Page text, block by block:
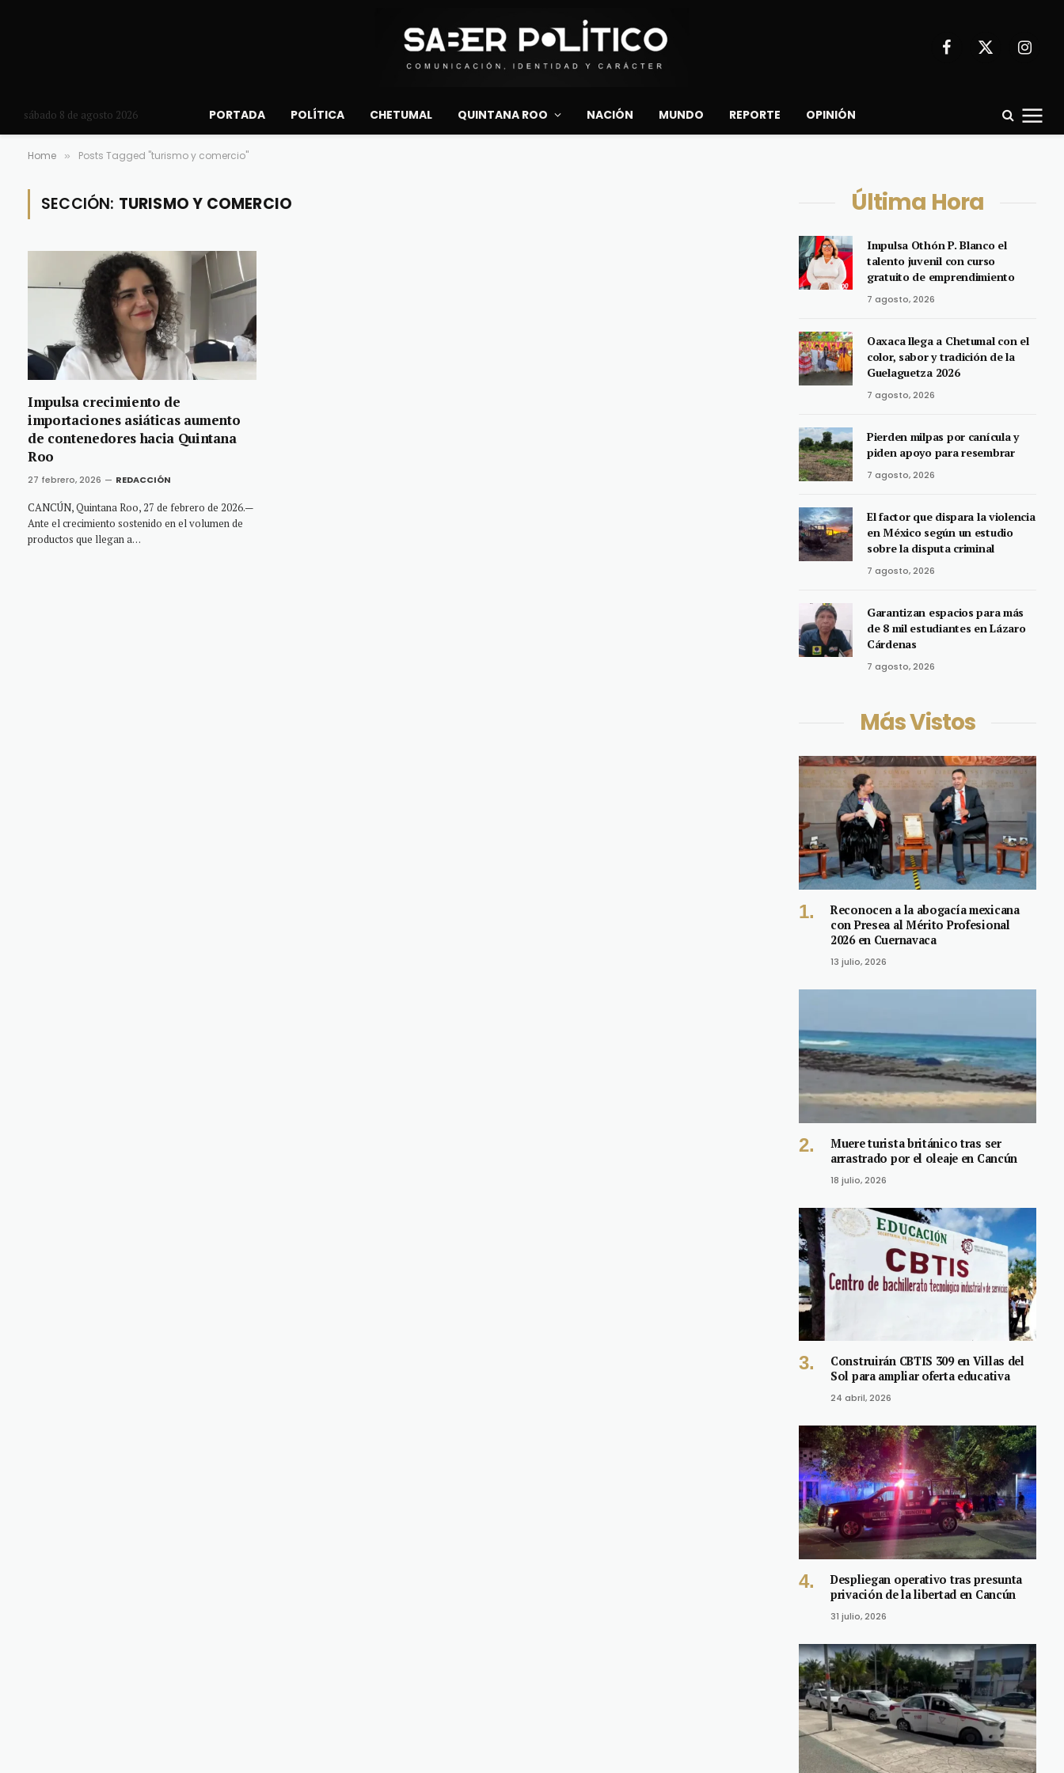
Facebook
X
sábado 8 de agosto 2026 PORTADA POLÍTICA CHETUMAL QUINTANA ROO NACIÓN MUNDO REPORTE OPINIÓN
Home » Posts Tagged "turismo y comercio"
SECCIÓN: TURISMO Y COMERCIO
Impulsa crecimiento de
importaciones asiáticas aumento
de contenedores hacia Quintana
Roo
27 febrero, 2026 REDACCIÓN
CANCÚN, Quintana Roo, 27 de febrero de 2026.—
Ante el crecimiento sostenido en el volumen de
productos que llegan a…
Última Hora
Impulsa Othón P. Blanco el
talento juvenil con curso
gratuito de emprendimiento
7 agosto, 2026
Oaxaca llega a Chetumal con el
color, sabor y tradición de la
Guelaguetza 2026
7 agosto, 2026
Pierden milpas por canícula y
piden apoyo para resembrar
7 agosto, 2026
El factor que dispara la violencia
en México según un estudio
sobre la disputa criminal
7 agosto, 2026
Garantizan espacios para más
de 8 mil estudiantes en Lázaro
Cárdenas
7 agosto, 2026
Más Vistos
Reconocen a la abogacía mexicana
con Presea al Mérito Profesional
2026 en Cuernavaca
13 julio, 2026
Muere turista británico tras ser
arrastrado por el oleaje en Cancún
18 julio, 2026
Construirán CBTIS 309 en Villas del
Sol para ampliar oferta educativa
24 abril, 2026
Despliegan operativo tras presunta
privación de la libertad en Cancún
31 julio, 2026